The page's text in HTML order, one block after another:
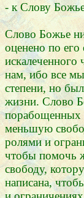
- к Слову
Слово Божье
оценено по
искалеченного
нам, ибо все
степени, но
жизни. Слово
порабощенных
меньшую
ролями и
чтобы помочь
свободу,
написана,